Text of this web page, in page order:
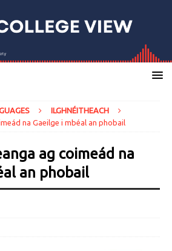
ILGHNÉITHEACH
na Gaeilge i mbéal an phobail
ag coimeád na
an phobail